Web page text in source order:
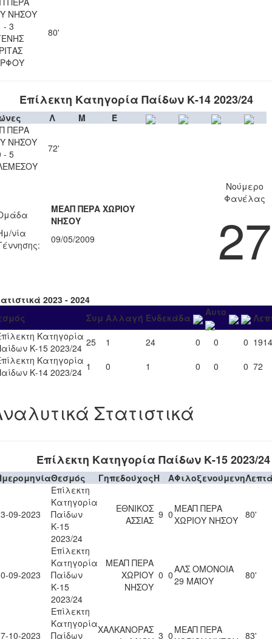
ΝΗΣΟΥ
- 3
80'
Επίλεκτη Κατηγορία Παίδων Κ-14 2023/24
Λ Μ
Έ
ΠΕΡΑ
ΝΗΣΟΥ
- 5
72'
ΜΕΑΠ ΠΕΡΑ ΧΩΡΙΟΥ
ΝΗΣΟΥ
νία
09/05/2009
Νούμερο
Φανέλας
27
2023 - 2024
Συμ Αλλαγή Ενδεκάδα Αυτο
Κατηγορία
Κ-15 2023/24 25 1 24 0 0 0 1914
Κατηγορία
Κ-14 2023/24 1 0 1 0 0 0 72
Στατιστικά
Επίλεκτη Κατηγορία Παίδων Κ-15 2023/24
Θεσμός ΓηπεδούχοςH AΦιλοξενούμενη
09-2023
Επίλεκτη
Κατηγορία
Παίδων
Κ-15
2023/24
ΕΘΝΙΚΟΣ
ΑΣΣΙΑΣ 9 0 ΜΕΑΠ ΠΕΡΑ
ΧΩΡΙΟΥ ΝΗΣΟΥ 80'
09-2023
Επίλεκτη
Κατηγορία
Παίδων
Κ-15
2023/24
ΜΕΑΠ ΠΕΡΑ
ΧΩΡΙΟΥ
ΝΗΣΟΥ
0 0ΑΛΣ ΟΜΟΝΟΙΑ
29 ΜΑΪΟΥ
80'
10-2023
Επίλεκτη
Κατηγορία
Παίδων
ΧΑΛΚΑΝΟΡΑΣ 3 0 ΜΕΑΠ ΠΕΡΑ
83'